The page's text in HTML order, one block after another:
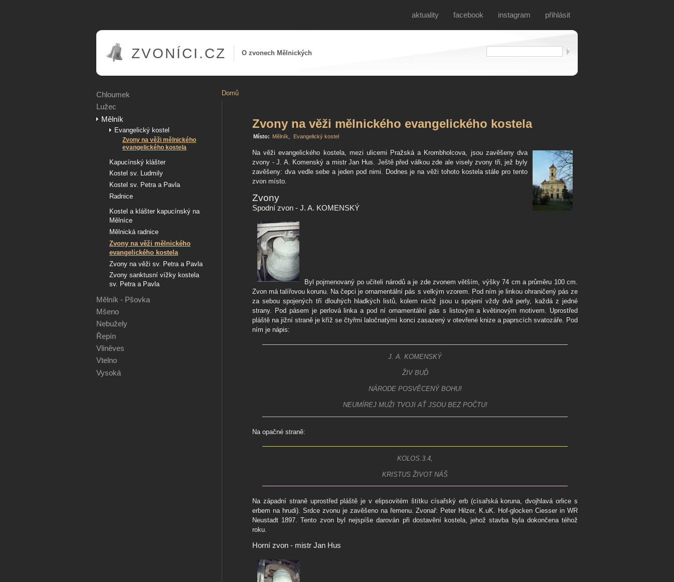
aktuality facebook instagram přihlásit
ZVONÍCI.CZ O zvonech Mělnických
Chloumek
Lužec
Mělník
Evangelický kostel
Zvony na věži mělnického
evangelického kostela
Kapucínský klášter
Kostel sv. Ludmily
Kostel sv. Petra a Pavla
Radnice
Kostel a klášter kapucínský na
Mělníce
Mělnická radnice
Zvony na věži mělnického
evangelického kostela
Zvony na věži sv. Petra a Pavla
Zvony sanktusní vížky kostela
sv. Petra a Pavla
Mělník - Pšovka
Mšeno
Nebužely
Řepín
Vliněves
Vtelno
Vysoká
Domů
Zvony na věži mělnického evangelického kostela
Místo: Mělník Evangelický kostel
Na věži evangelického kostela, mezi ulicemi Pražská a Krombholcova, jsou zavěšeny dva
zvony - J. A. Komenský a mistr Jan Hus. Ještě před válkou zde ale visely zvony tři, jež byly
zavěšeny: dva vedle sebe a jeden pod nimi. Dodnes je na věži tohoto kostela stále pro tento
zvon místo.
Zvony
Spodní zvon - J. A. KOMENSKÝ
Byl pojmenovaný po učiteli národů a je zde zvonem větším, výšky 74 cm a průměru 100 cm.
Zvon má talířovou korunu. Na čepci je ornamentální pás s velkým vzorem. Pod ním je linkou ohraničený pás ze
za sebou spojených tří dlouhých hladkých listů, kolem nichž jsou u spojení vždy dvě perly, každá z jedné
strany. Pod pásem je perlová linka a pod ní ornamentální pás s listovým a květinovým motivem. Uprostřed
pláště na jižní straně je kříž se čtyřmi laločnatými konci zasazený v otevřené knize a paprscích svatozáře. Pod
ním je nápis:
J. A. KOMENSKÝ
ŽIV BUĎ
NÁRODE POSVĚCENÝ BOHU!
NEUMÍREJ MUŽI TVOJI AŤ JSOU BEZ POČTU!
Na opačné straně:
KOLOS.3.4,
KRISTUS ŽIVOT NÁŠ
Na západní straně uprostřed pláště je v elipsovitém štítku císařský erb (císařská koruna, dvojhlavá orlice s
erbem na hrudi). Srdce zvonu je zavěšeno na řemenu. Zvonař: Peter Hilzer, K.uK. Hof-glocken Ciesser in WR
Neustadt 1897. Tento zvon byl nejspíše darován při dostavění kostela, jehož stavba byla dokončena téhož
roku.
Horní zvon - mistr Jan Hus